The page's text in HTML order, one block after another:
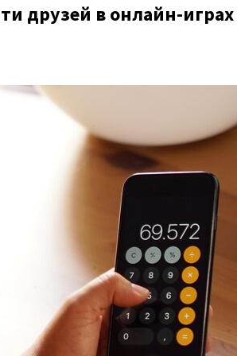
друзей в онлайн-играх